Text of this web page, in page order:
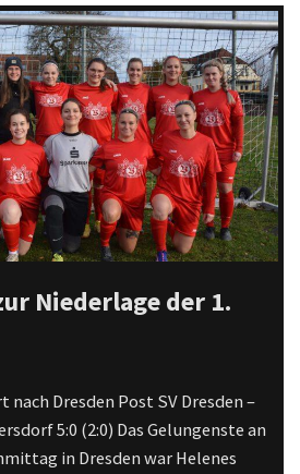
Niederlage der 1.
nach Dresden Post SV Dresden –
5:0 (2:0) Das Gelungenste an
in Dresden war Helenes